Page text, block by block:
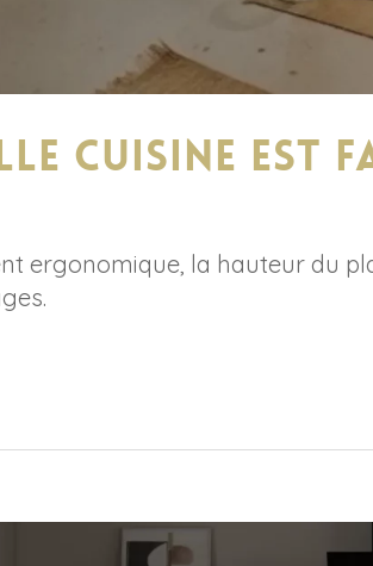
cuisine est
ergonomique, la hauteur du